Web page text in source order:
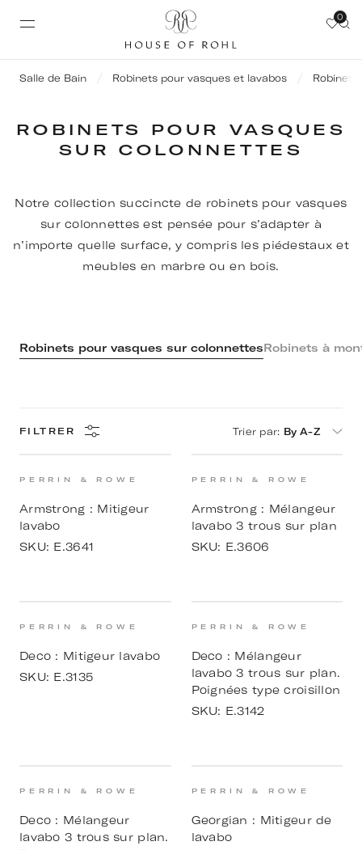
0
Salle de Bain Robinets pour vasques et lavabos
ROBINETS POUR VASQUES
SUR COLONNETTES
Notre collection succincte de robinets pour vasques
sur colonnettes est pensée pour s’adapter à
n’importe quelle surface, y compris les piédestaux et
meubles en marbre ou en bois.
Robinets pour vasques sur colonnettesRobinets à
FILTRER Trier par: By A-Z
PERRIN & ROWE
Armstrong : Mitigeur
lavabo
SKU: E.3641
PERRIN & ROWE
Armstrong : Mélangeur
lavabo 3 trous sur plan
SKU: E.3606
PERRIN & ROWE
Deco : Mitigeur lavabo
SKU: E.3135
PERRIN & ROWE
Deco : Mélangeur
lavabo 3 trous sur plan.
Poignées type croisillon
SKU: E.3142
PERRIN & ROWE
Deco : Mélangeur
lavabo 3 trous sur plan.
PERRIN & ROWE
Georgian : Mitigeur de
lavabo